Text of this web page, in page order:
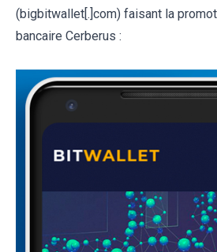
(bigbitwallet[.]com) faisant la
bancaire Cerberus :